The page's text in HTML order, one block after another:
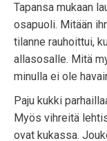
Tapansa mukaan
osapuoli. Mitään
tilanne rauhoittui,
allasosalle. Mitä
minulla ei ole
Paju kukki
Myös vihreitä
ovat kukassa.